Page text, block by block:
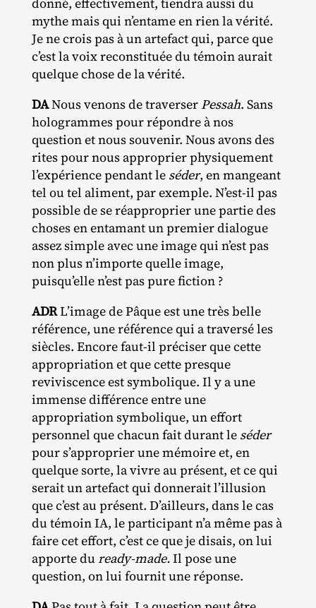
mythe mais qui n’entame en rien la vérité.
Je ne crois pas à un artefact qui, parce que
c’est la voix reconstituée du témoin aurait
quelque chose de la vérité.
DANous venons de traverserPessah. Sans
hologrammes pour répondre à nos
question et nous souvenir. Nous avons des
rites pour nous approprier physiquement
l’expérience pendant le séder, en mangeant
tel ou tel aliment, par exemple. N’est-il pas
possible de se réapproprier une partie des
choses en entamant un premier dialogue
assez simple avec une image qui n’est pas
non plus n’importe quelle image,
puisqu’elle n’est pas pure fiction ?
ADRL’image de Pâque est une très belle
référence, une référence qui a traversé les
siècles. Encore faut‐​il préciser que cette
appropriation et que cette presque
reviviscence est symbolique. Il y a une
immense différence entre une
appropriation symbolique, un effort
personnel que chacun fait durant le séder
pour s’approprier une mémoire et, en
quelque sorte, la vivre au présent, et ce qui
serait un artefact qui donnerait l’illusion
que c’est au présent. D’ailleurs, dans le cas
du témoin IA, le participant n’a même pas à
faire cet effort, c’est ce que je disais, on lui
apporte du ready-made.Il pose une
question, on lui fournit une réponse.